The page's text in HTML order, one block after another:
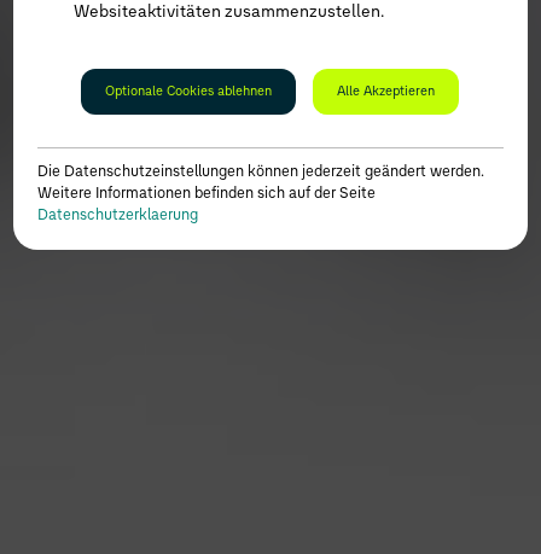
Websiteaktivitäten zusammenzustellen.
Optionale Cookies ablehnen Alle Akzeptieren
Die Datenschutzeinstellungen können jederzeit geändert werden.
Weitere Informationen befinden sich auf der Seite
Datenschutzerklaerung